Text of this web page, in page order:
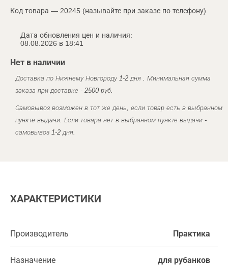
Код товара — 20245 (называйте при заказе по телефону)
Дата обновления цен и наличия:
08.08.2026 в 18:41
Нет в наличии
Доставка по Нижнему Новгороду 1-2 дня . Минимальная сумма
заказа при доставке - 2500 руб.
Самовывоз возможен в тот же день, если товар есть в выбранном
пункте выдачи. Если товара нет в выбранном пункте выдачи -
самовывоз 1-2 дня.
ХАРАКТЕРИСТИКИ
Производитель Практика
Назначение для рубанков